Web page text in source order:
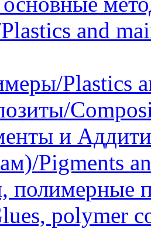
and
Plastics
и
Pigments
polymer